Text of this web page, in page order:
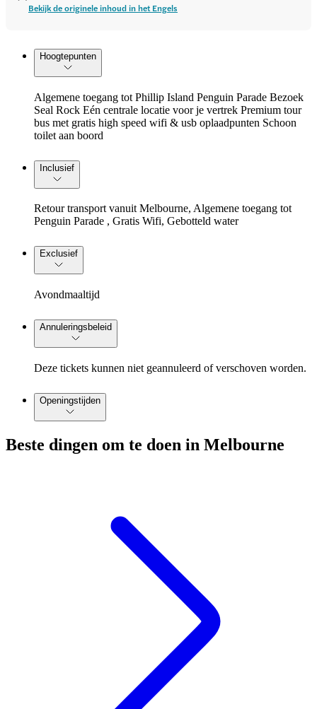
Bekijk de originele inhoud in het Engels
Hoogtepunten
Algemene toegang tot Phillip Island Penguin Parade Bezoek
Seal Rock Eén centrale locatie voor je vertrek Premium tour
bus met gratis high speed wifi & usb oplaadpunten Schoon
toilet aan boord
Inclusief
Retour transport vanuit Melbourne, Algemene toegang tot
Penguin Parade , Gratis Wifi, Gebotteld water
Exclusief
Avondmaaltijd
Annuleringsbeleid
Deze tickets kunnen niet geannuleerd of verschoven worden.
Openingstijden
Beste dingen om te doen in Melbourne